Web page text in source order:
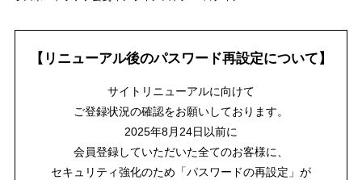
【リニューアル後のパスワード再設定について】
サイトリニューアルに向けて
ご登録状況の確認をお願いしております。
2025年8月24日以前に
会員登録していただいた全てのお客様に、
セキュリティ強化のため「パスワードの再設定」が